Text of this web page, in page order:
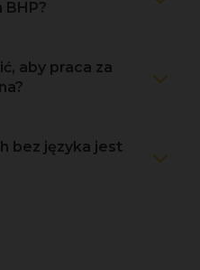
aby praca za
bez języka jest